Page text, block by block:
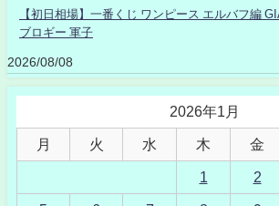
【初日相場】一番くじ ワンピース エルバフ編
ブロギー 軍子
2026/08/08
2026年1月
月 火 水 木 金
1 2